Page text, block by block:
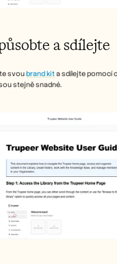
a sdílejte
svou brand kit a sdílejte pomocí
stejně snadné.